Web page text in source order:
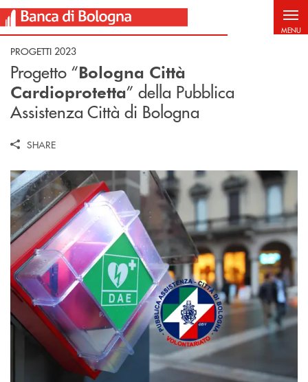
Salta al contenuto principale
MENU
PROGETTI 2023
Progetto “Bologna Città
Cardioprotetta” della Pubblica
Assistenza Città di Bologna
SHARE